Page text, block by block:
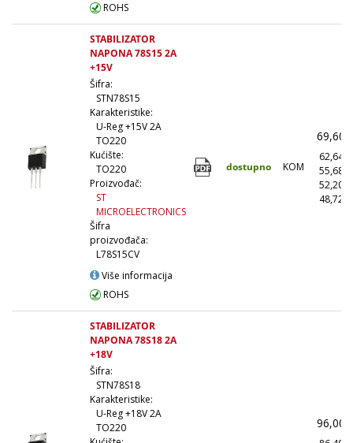
ROHS
STABILIZATOR
NAPONA 78S15 2A
+15V
Šifra:
STN78S15
Karakteristike:
U-Reg +15V 2A
TO220
Kućište:
TO220
Proizvođač:
ST
MICROELECTRONICS
Šifra
proizvođača:
L78S15CV
Više informacija
ROHS
dostupno KOM
69,60
62,64
55,68
52,20
48,72
STABILIZATOR
NAPONA 78S18 2A
+18V
Šifra:
STN78S18
Karakteristike:
U-Reg +18V 2A
TO220
96,00